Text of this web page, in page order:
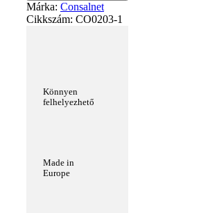
Márka: Consalnet
Cikkszám: CO0203-1
Könnyen
felhelyezhető
Made in
Europe